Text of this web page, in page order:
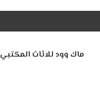
ماك وود للاثاث المكتبي